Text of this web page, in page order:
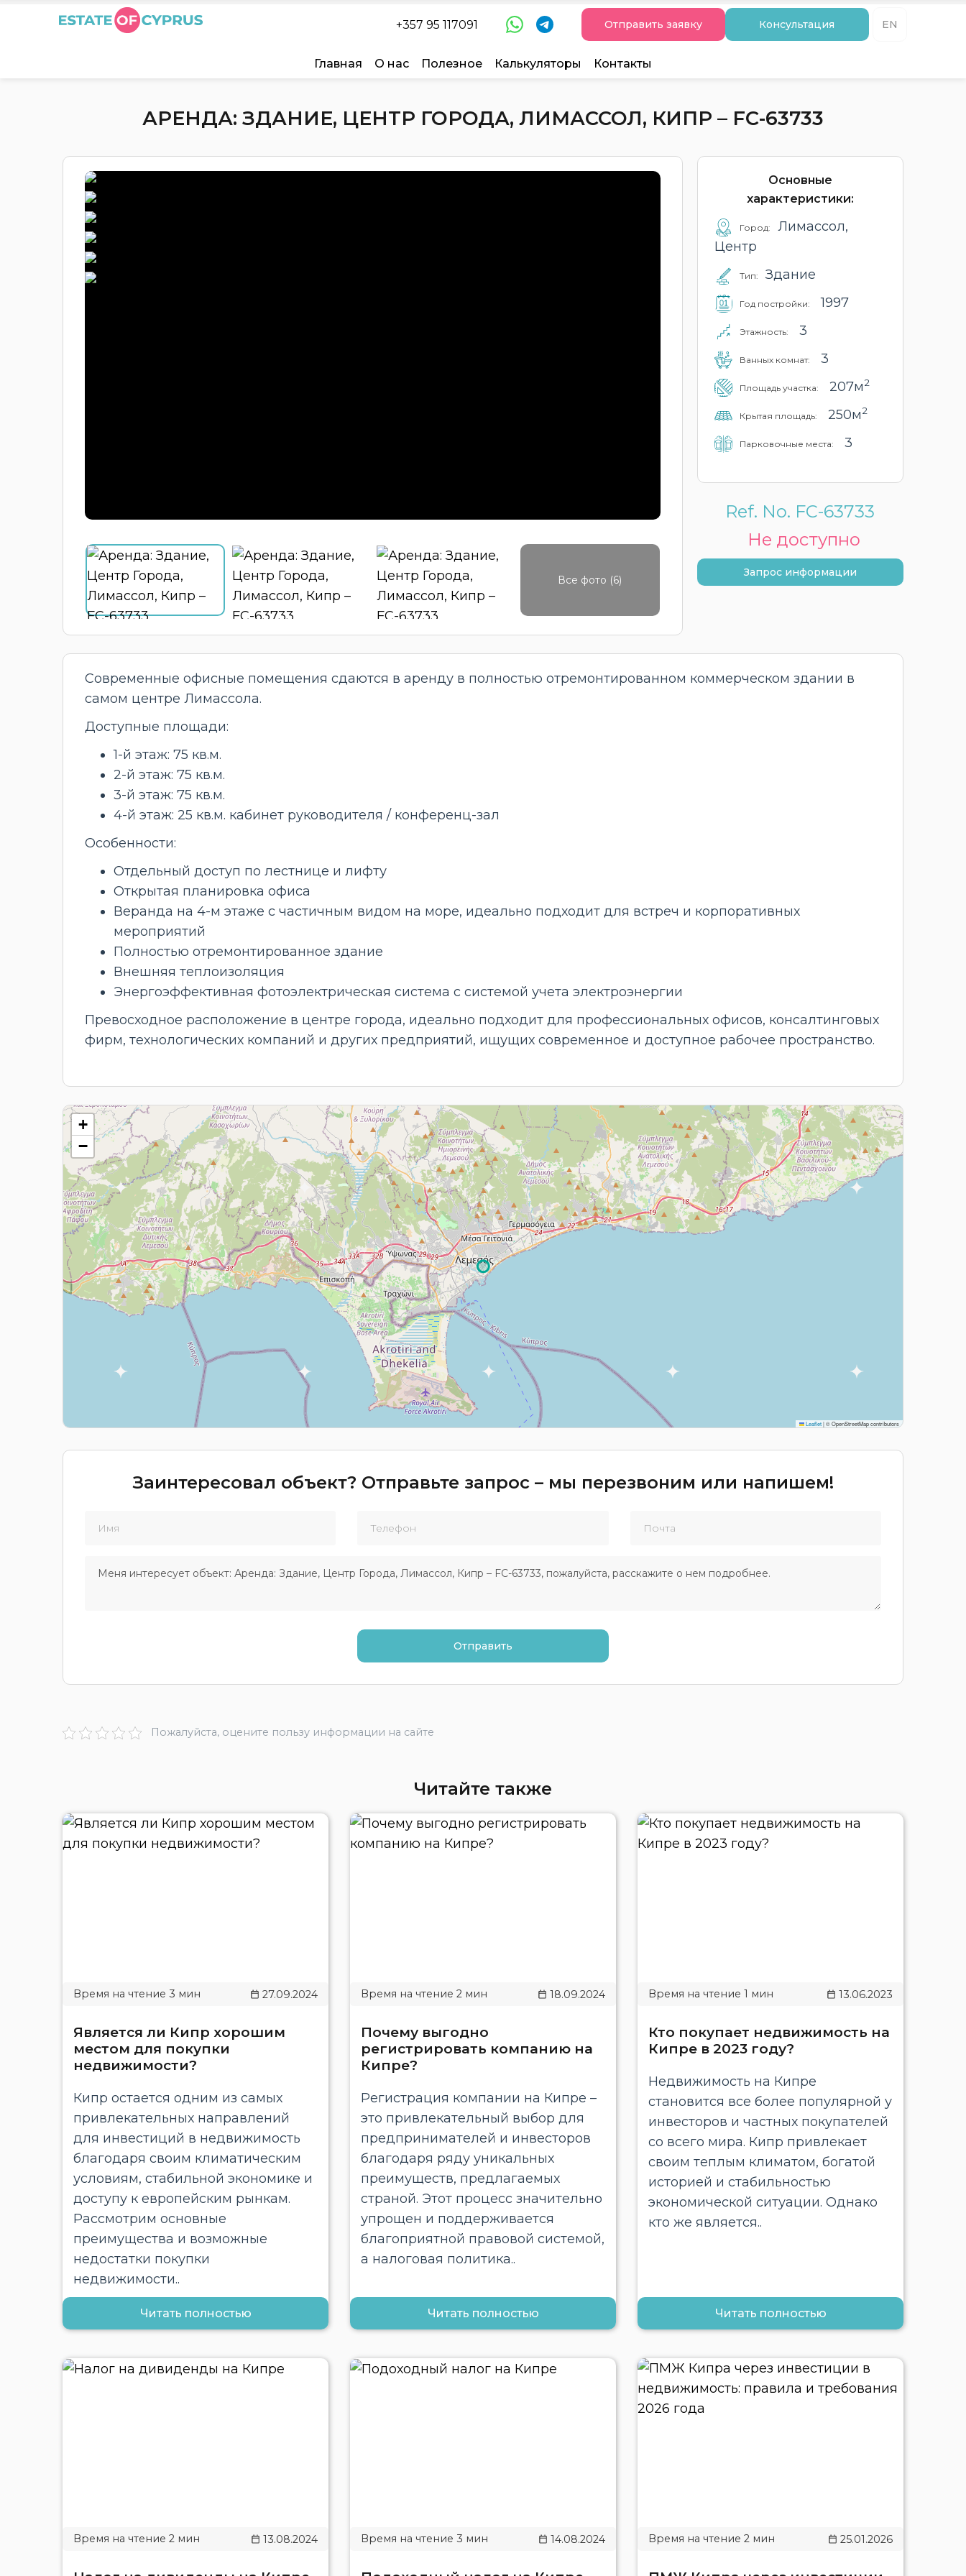
+357 95 117091 Отправить заявку Консультация EN
Главная О нас Полезное Калькуляторы Контакты
АРЕНДА: ЗДАНИЕ, ЦЕНТР ГОРОДА, ЛИМАССОЛ, КИПР – FC-63733
Все фото (6)
Основные
характеристики:
Город:
Лимассол,
Центр
Тип: Здание
Год постройки: 1997
Этажность: 3
Ванных комнат: 3
Площадь участка: 207м2
Крытая площадь: 250м2
Парковочные места: 3
Ref. No. FC-63733
Не доступно
Запрос информации
Современные офисные помещения сдаются в аренду в полностью отремонтированном коммерческом здании в
самом центре Лимассола.
Доступные площади:
1-й этаж: 75 кв.м.
2-й этаж: 75 кв.м.
3-й этаж: 75 кв.м.
4-й этаж: 25 кв.м. кабинет руководителя / конференц-зал
Особенности:
Отдельный доступ по лестнице и лифту
Открытая планировка офиса
Веранда на 4-м этаже с частичным видом на море, идеально подходит для встреч и корпоративных
мероприятий
Полностью отремонтированное здание
Внешняя теплоизоляция
Энергоэффективная фотоэлектрическая система с системой учета электроэнергии
Превосходное расположение в центре города, идеально подходит для профессиональных офисов, консалтинговых
фирм, технологических компаний и других предприятий, ищущих современное и доступное рабочее пространство.
+
−
Leaflet|© OpenStreetMap contributors
Заинтересовал объект? Отправьте запрос – мы перезвоним или напишем!
Пожалуйста, оцените пользу информации на сайте
Читайте также
27.09.2024
Является ли Кипр хорошим
местом для покупки
недвижимости?
Кипр остается одним из самых
привлекательных направлений
для инвестиций в недвижимость
благодаря своим климатическим
условиям, стабильной экономике и
доступу к европейским рынкам.
Рассмотрим основные
преимущества и возможные
недостатки покупки
недвижимости..
Читать полностью
18.09.2024
Почему выгодно
регистрировать компанию на
Кипре?
Регистрация компании на Кипре –
это привлекательный выбор для
предпринимателей и инвесторов
благодаря ряду уникальных
преимуществ, предлагаемых
страной. Этот процесс значительно
упрощен и поддерживается
благоприятной правовой системой,
а налоговая политика..
Читать полностью
13.06.2023
Кто покупает недвижимость на
Кипре в 2023 году?
Недвижимость на Кипре
становится все более популярной у
инвесторов и частных покупателей
со всего мира. Кипр привлекает
своим теплым климатом, богатой
историей и стабильностью
экономической ситуации. Однако
кто же является..
Читать полностью
13.08.2024 14.08.2024 25.01.2026